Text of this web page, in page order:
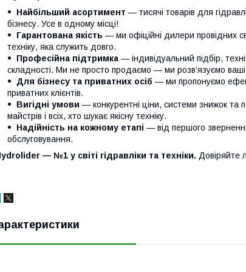
Найбільший асортимент — тисячі товарів для
бізнесу. Усе в одному місці!
Гарантована якість — ми офіційні дилери провідних
техніку, яка служить довго.
Професійна підтримка — індивідуальний підбір,
складності. Ми не просто продаємо — ми розв’язуємо ваші
Для бізнесу та приватних осіб — ми пропонуємо
приватних клієнтів.
Вигідні умови — конкурентні ціни, системи знижок та
майстрів і всіх, хто шукає якісну техніку.
Надійність на кожному етапі — від першого
обслуговування.
— №1 у світі гідравліки та техніки. Довіряйте